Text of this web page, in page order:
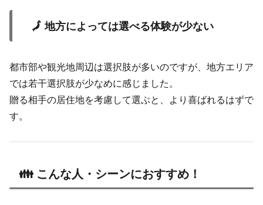
🗾 地方によっては選べる体験が少ない
都市部や観光地周辺は選択肢が多いのですが、地方エリア
では若干選択肢が少なめに感じました。
贈る相手の居住地を考慮して選ぶと、より喜ばれるはずで
す。
👪 こんな人・シーンにおすすめ！